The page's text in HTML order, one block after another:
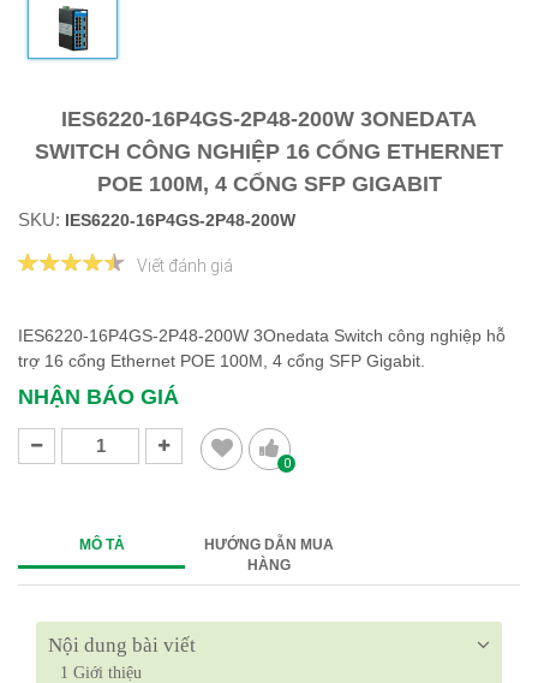
IES6220-16P4GS-2P48-200W 3ONEDATA
SWITCH CÔNG NGHIỆP 16 CỔNG ETHERNET
POE 100M, 4 CỔNG SFP GIGABIT
SKU: IES6220-16P4GS-2P48-200W
Viết đánh giá
IES6220-16P4GS-2P48-200W 3Onedata Switch công nghiệp hỗ
trợ 16 cổng Ethernet POE 100M, 4 cổng SFP Gigabit.
NHẬN BÁO GIÁ
0
MÔ TẢ
HƯỚNG DẪN MUA
HÀNG
Nội dung bài viết
1 Giới thiệu